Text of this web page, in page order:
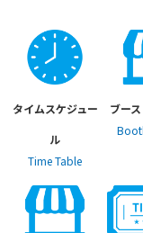
タイムスケジュー
ル
Time Table
ブー